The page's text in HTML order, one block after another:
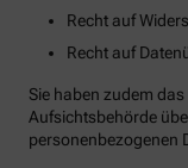
Recht auf
Recht auf
Sie haben zudem
Aufsichtsbehörde
personenbezogenen